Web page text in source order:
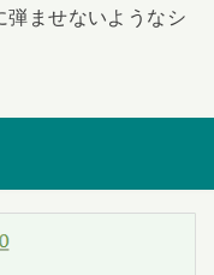
弾ませないようなシ